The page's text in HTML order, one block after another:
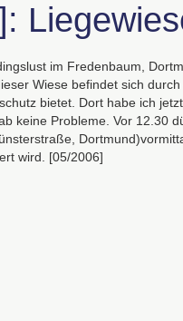
im Fredenbaum,
Wiese befindet sich
bietet. Dort habe ich
keine Probleme. Vor 12.30
wird. [05/2006]